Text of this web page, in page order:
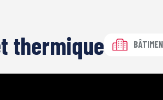
thermique